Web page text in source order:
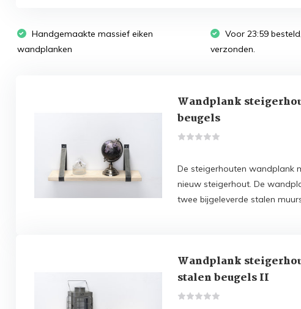
Handgemaakte massief eiken
wandplanken
Voor 23:59
verzonden.
Wandplank
beugels
De steigerhouten wandplank
nieuw steigerhout. De
twee bijgeleverde stalen
Wandplank
stalen beugels II